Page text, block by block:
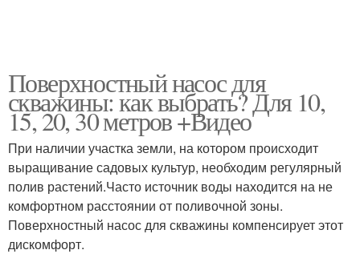
Поверхностный насос для
скважины: как выбрать? Для 10,
15, 20, 30 метров +Видео
При наличии участка земли, на котором происходит
выращивание садовых культур, необходим регулярный
полив растений.Часто источник воды находится на не
комфортном расстоянии от поливочной зоны.
Поверхностный насос для скважины компенсирует этот
дискомфорт.